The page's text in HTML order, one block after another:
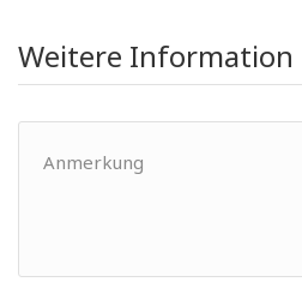
Weitere Information